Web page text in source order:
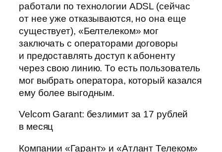
работали по технологии ADSL (сейчас
от нее уже отказываются, но она еще
существует), «Белтелеком» мог
заключать с операторами договоры
и предоставлять доступ к абоненту
через свою линию. То есть пользователь
мог выбрать оператора, который казался
ему более выгодным.
Velcom Garant: безлимит за 17 рублей
в месяц
Компании «Гарант» и «Атлант Телеком»